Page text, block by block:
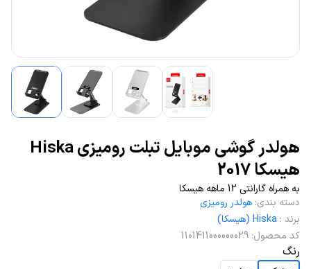
هولدر گوشی موبایل تبلت رومیزی Hiska
هیسکا 2017
به همراه گارانتی 12 ماهه هیسکا
دسته بندی: هولدر رومیزی
برند : Hiska (هیسکا)
کد محصول:
1101411000000029
رنگ